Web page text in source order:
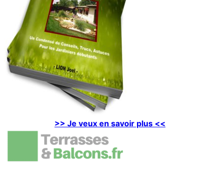
>> Je veux en savoir plus <<